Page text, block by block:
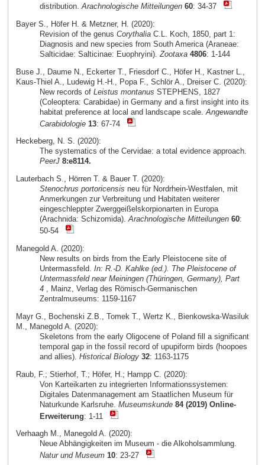
distribution.Arachnologische Mitteilungen 60: 34-37
Bayer S., Höfer H. & Metzner, H. (2020):
Revision of the genus CorythaliaC.L. Koch, 1850, part 1:
Diagnosis and new species from South America (Araneae:
Salticidae: Salticinae: Euophryini). Zootaxa 4806: 1-144
Buse J., Daume N., Eckerter T., Friesdorf C., Höfer H., Kastner L.,
Kaus-Thiel A., Ludewig H.-H., Popa F., Schlör A., Dreiser C. (2020):
New records of Leistus montanus STEPHENS, 1827
(Coleoptera: Carabidae) in Germany and a first insight into its
habitat preference at local and landscape scale. Angewandte
Carabidologie 13: 67-74
Heckeberg, N. S. (2020):
The systematics of the Cervidae: a total evidence approach.
PeerJ 8:e8114.
Lauterbach S., Hörren T. & Bauer T. (2020):
Stenochrus portoricensis neu für Nordrhein-Westfalen, mit
Anmerkungen zur Verbreitung und Habitaten weiterer
eingeschleppter Zwerggeißelskorpionarten in Europa
(Arachnida: Schizomida).Arachnologische Mitteilungen 60:
50-54
Manegold A. (2020):
New results on birds from the Early Pleistocene site of
Untermassfeld. In: R.-D. Kahlke (ed.). The Pleistocene of
Untermassfeld near Meiningen (Thüringen, Germany), Part
4, Mainz, Verlag des Römisch-Germanischen
Zentralmuseums: 1159-1167
Mayr G., Bochenski Z.B., Tomek T., Wertz K., Bienkowska-Wasiluk
M., Manegold A. (2020):
Skeletons from the early Oligocene of Poland fill a significant
temporal gap in the fossil record of upupiform birds (hoopoes
and allies). Historical Biology 32: 1163-1175
Raub, F.; Stierhof, T.; Höfer, H.; Hampp C. (2020):
Von Karteikarten zu integrierten Informationssystemen:
Digitales Datenmanagement am Staatlichen Museum für
Naturkunde Karlsruhe. Museumskunde 84 (2019) Online-
Erweiterung: 1-11
Verhaagh M., Manegold A. (2020):
Neue Abhängigkeiten im Museum - die Alkoholsammlung.
Natur und Museum 10: 23-27